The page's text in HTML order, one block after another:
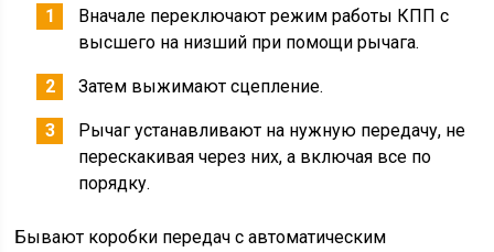
Вначале переключают режим работы КПП с
высшего на низший при помощи рычага.
Затем выжимают сцепление.
Рычаг устанавливают на нужную передачу, не
перескакивая через них, а включая все по
порядку.
Бывают коробки передач с автоматическим